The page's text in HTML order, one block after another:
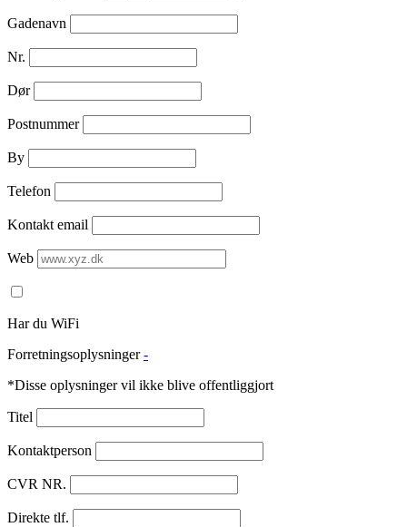
Gadenavn
Nr.
Dør
Postnummer
By
Telefon
Kontakt email
Web
Har du WiFi
Forretningsoplysninger -
*Disse oplysninger vil ikke blive offentliggjort
Titel
Kontaktperson
CVR NR.
Direkte tlf.